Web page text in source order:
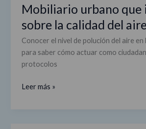
Mobiliario urbano que
sobre la calidad del
Conocer el nivel de polución del aire en
para saber cómo actuar como
protocolos
Leer más »